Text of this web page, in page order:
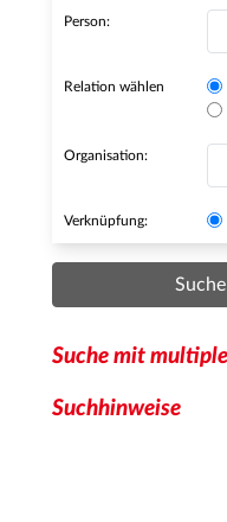
Person:
Relation wählen
Organisation:
Verknüpfung:
Suche
Suche mit
Suchhinweise